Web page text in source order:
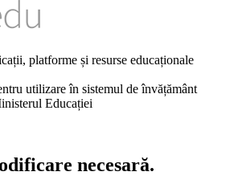
platforme și resurse educaționale
utilizare în sistemul de învățământ
Educației
necesară.